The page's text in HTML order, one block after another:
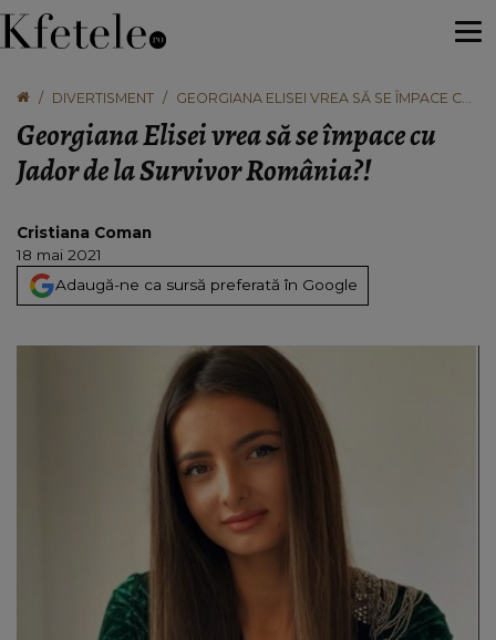
DIVERTISMENT
GEORGIANA ELISEI VREA SĂ SE ÎMPACE CU
Georgiana Elisei vrea să se împace cu
Jador de la Survivor România?!
Cristiana Coman
18 mai 2021
Adaugă-ne ca sursă preferată în Google